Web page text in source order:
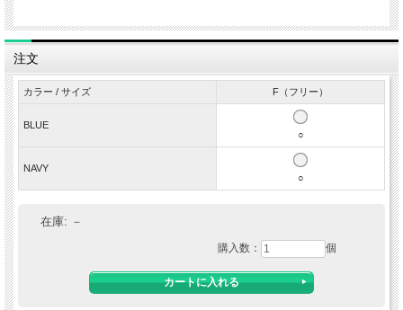
・ソフトな風合いのマイクロフリース生地
・保温性、伸縮性
・上部にスピンドルを配備
ポリエステル100％
◆原産国
◆サイズ
・サイズ表記はメーカー独自の算出方法による参考サイズ・容量になります。 計
・お客様のパソコンの設定（OS・モニター）によって商品の色や素材感が 異なっ
て見える場合がございます。
注文
カラー / サイズ F（フリー）
BLUE
○
NAVY
○
在庫: －
購入数： 個